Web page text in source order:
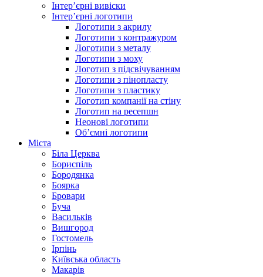
Інтер’єрні вивіски
Інтер’єрні логотипи
Логотипи з акрилу
Логотипи з контражуром
Логотипи з металу
Логотипи з моху
Логотип з підсвічуванням
Логотипи з пінопласту
Логотипи з пластику
Логотип компанії на стіну
Логотип на ресепшн
Неонові логотипи
Об’ємні логотипи
Міста
Біла Церква
Бориспіль
Бородянка
Боярка
Бровари
Буча
Васильків
Вишгород
Гостомель
Ірпінь
Київська область
Макарів